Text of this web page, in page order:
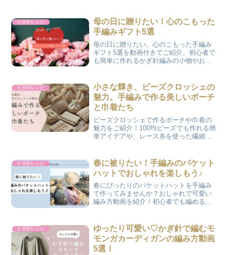
かぎ針レシピ
母の日に贈りたい！心のこもった
手編みギフト5選
母の日に贈りたい、心のこもった手編み
ギフト5選を動画付きでご紹介。初心者で
も簡単に作れるかぎ針編みの小物やお花
かぎ針レシピ
小さな輝き、ビーズクロッシェの
魅力。手編みで作る美しいポーチ
と巾着たち
ビーズクロッシェで作るポーチや巾着の
魅力をご紹介！100均ビーズでも作れる簡
単アイデアや、レース糸を使った繊細な
かぎ針レシピ
春に被りたい！手編みのバケット
ハットでおしゃれを楽しもう♪
春にぴったりのバケットハットを手編み
で作ってみませんか？おしゃれで可愛い
編み方動画を紹介！初心者でも編めるデ
かぎ針レシピ
ゆったり可愛い♡かぎ針で編むモ
モンガカーディガンの編み方動画
5選！